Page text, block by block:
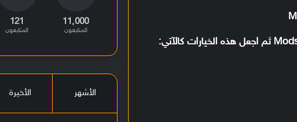
11٬000
المتابعون
121
المتابعون
الأشهر الأخيرة